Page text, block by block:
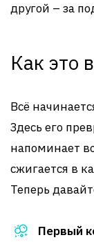
другой – за
Как это
Всё
Здесь его
напоминает
сжигается в
Теперь
Первый